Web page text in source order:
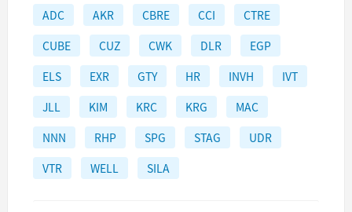
ADC AKR CBRE CCI
CTRE
CUBE
CUZ CWK DLR
EGP
ELS
EXR GTY HR INVH
IVT
JLL
KIM KRC KRG
MAC
NNN
RHP SPG STAG
UDR
VTR
WELL SILA